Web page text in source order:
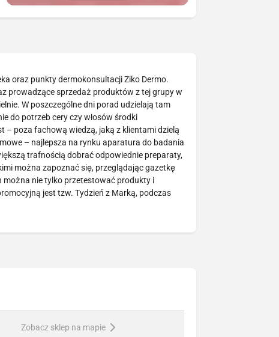
oraz punkty dermokonsultacji Ziko Dermo.
prowadzące sprzedaż produktów z tej grupy w
W poszczególne dni porad udzielają tam
do potrzeb cery czy włosów środki
– poza fachową wiedzą, jaką z klientami dzielą
– najlepsza na rynku aparatura do badania
trafnością dobrać odpowiednie preparaty,
można zapoznać się, przeglądając gazetkę
można nie tylko przetestować produkty i
jest tzw. Tydzień z Marką, podczas
Zobacz sklep na mapie